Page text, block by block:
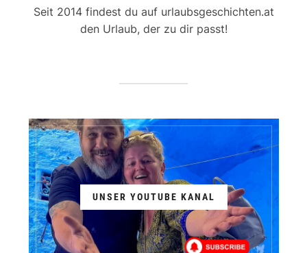
Seit 2014 findest du auf urlaubsgeschichten.at
den Urlaub, der zu dir passt!
UNSER YOUTUBE KANAL